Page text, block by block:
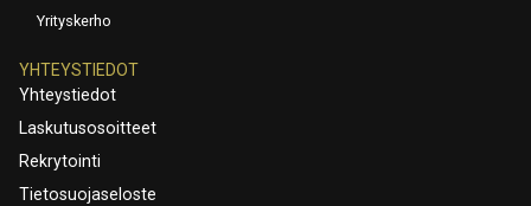
Yrityskerho
YHTEYSTIEDOT
Yhteystiedot
Laskutusosoitteet
Rekrytointi
Tietosuojaseloste